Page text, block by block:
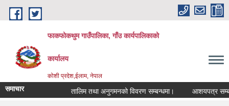
Skip to main content
फाकफोकथुम गाउँपालिका, गाँउ कार्यपालिकाको
कार्यालय
कोशी प्रदेश,ईलाम, नेपाल
समाचार तालिम तथा अनुगमनको विवरण सम्बन्धमा। आशयपत्र